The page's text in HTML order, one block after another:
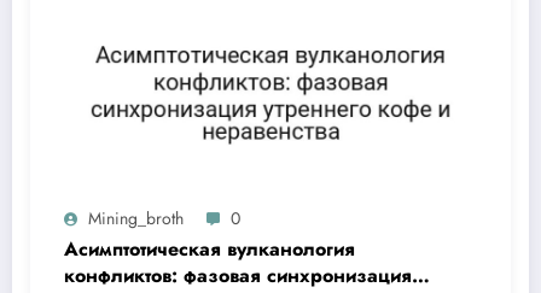
Mining_broth 0
Асимптотическая вулканология
конфликтов: фазовая синхронизация